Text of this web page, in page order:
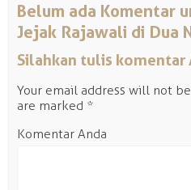
Belum ada Komentar
Jejak Rajawali di Dua
Silahkan tulis komentar
Your email address will not
are marked *
Komentar Anda